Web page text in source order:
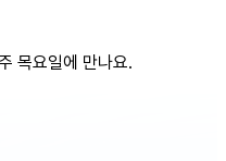
목요일에 만나요.